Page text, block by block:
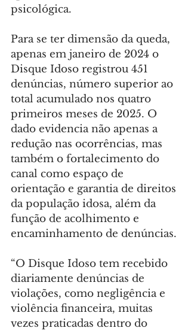
psicológica.
Para se ter dimensão da queda,
apenas em janeiro de 2024 o
Disque Idoso registrou 451
denúncias, número superior ao
total acumulado nos quatro
primeiros meses de 2025. O
dado evidencia não apenas a
redução nas ocorrências, mas
também o fortalecimento do
canal como espaço de
orientação e garantia de direitos
da população idosa, além da
função de acolhimento e
encaminhamento de denúncias.
“O Disque Idoso tem recebido
diariamente denúncias de
violações, como negligência e
violência financeira, muitas
vezes praticadas dentro do